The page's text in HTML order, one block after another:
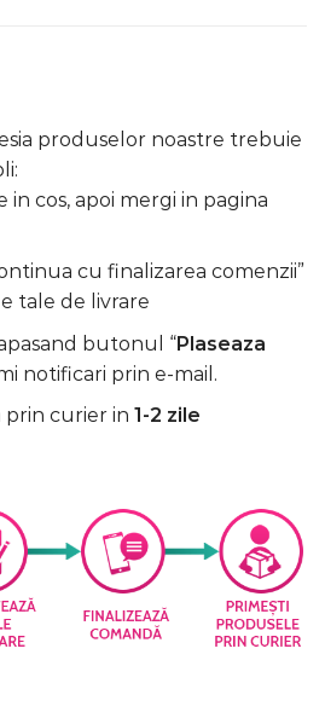
produselor noastre trebuie
cos, apoi mergi in pagina
cu finalizarea comenzii”
tale de livrare
butonul “Plaseaza
notificari prin e-mail.
prin curier in 1-2 zile